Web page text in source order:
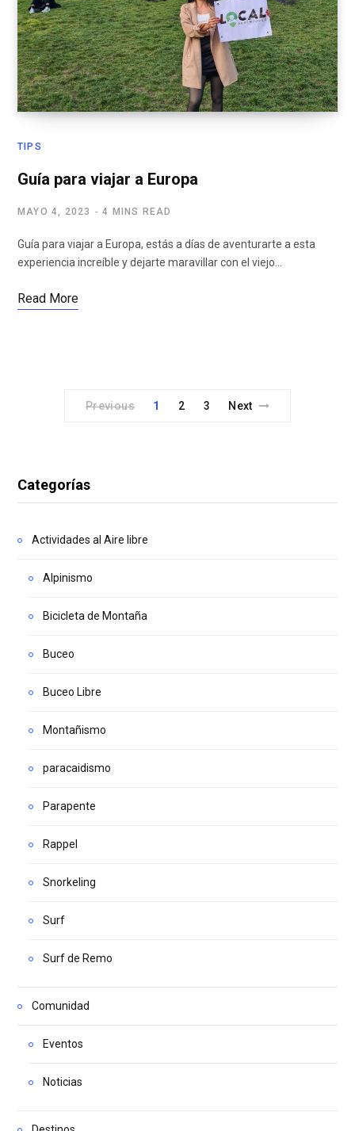
TIPS
Guía para viajar a Europa
MAYO 4, 2023 4 MINS READ
Guía para viajar a Europa, estás a días de aventurarte a esta
experiencia increíble y dejarte maravillar con el viejo…
Read More
Previous 1 2 3 Next
Categorías
Actividades al Aire libre
Alpinismo
Bicicleta de Montaña
Buceo
Buceo Libre
Montañismo
paracaidismo
Parapente
Rappel
Snorkeling
Surf
Surf de Remo
Comunidad
Eventos
Noticias